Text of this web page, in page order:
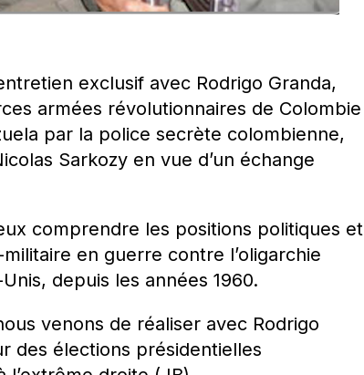
exclusif avec Rodrigo Granda,
armées révolutionnaires de Colombie
par la police secrète colombienne,
Sarkozy en vue d’un échange
comprendre les positions politiques et
en guerre contre l’oligarchie
depuis les années 1960.
venons de réaliser avec Rodrigo
des élections présidentielles